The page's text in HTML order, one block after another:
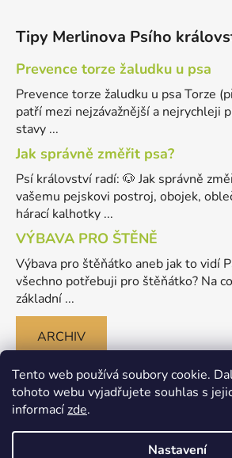
Tento web používá soubory cookie.
tohoto webu vyjadřujete souhlas s
informacízde.
Nastavení
Tipy Merlinova Psího
Prevence torze žaludku u psa
Prevence torze žaludku u psa Torze
patří mezi nejzávažnější a nejrychleji
stavy ...
Jak správně změřit psa?
Psí království radí: 🐶 Jak správně
vašemu pejskovi postroj, obojek,
hárací kalhotky ...
VÝBAVA PRO ŠTĚNĚ
Výbava pro štěňátko aneb jak to vidí
všechno potřebuji pro štěňátko? Na
základní ...
ARCHIV